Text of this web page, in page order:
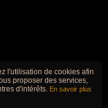
l'utilisation de cookies afin
proposer des services,
d'intérêts. En savoir plus